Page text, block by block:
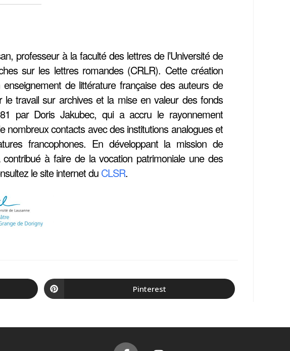
professeur à la faculté des lettres de l’Université de
sur les lettres romandes (CRLR). Cette création
de littérature française des auteurs de
travail sur archives et la mise en valeur des fonds
par Doris Jakubec, qui a accru le rayonnement
nombreux contacts avec des institutions analogues et
francophones. En développant la mission de
contribué à faire de la vocation patrimoniale une des
le site internet du CLSR.
Pinterest